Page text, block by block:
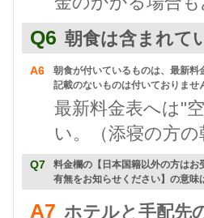
Q6 朝食は含まれて
A6
朝食が付いているものは、最新
記載のないものは付いておりませ
最新料金表へは"
い。（添寝の方
Q7
料金欄の【日本国籍以外の方は
有無をお知らせください】の意味
A7 ホテルと手配先